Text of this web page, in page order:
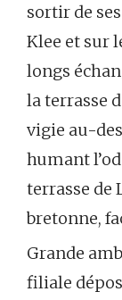
sortir de
Klee et sur
longs
la terrasse
vigie au-
humant
terrasse de
bretonne,
Grande
filiale